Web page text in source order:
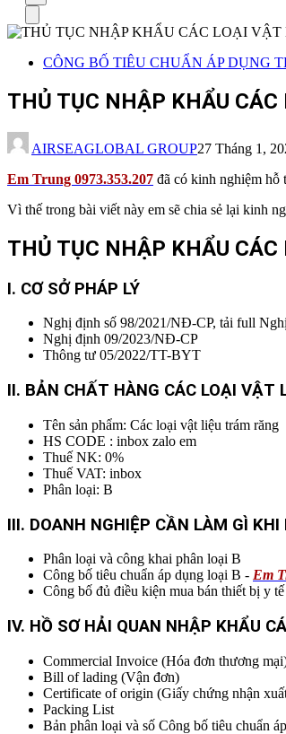
cho:
CÔNG BỐ TIÊU CHUẨN ÁP DỤNG
THỦ TỤC NHẬP KHẨU
AIRSEAGLOBAL GROUP27 Tháng 1,
Em Trung 0973.353.207 đã có kinh nghiệm hỗ
Vì thế trong bài viết này em sẽ chia sẻ lại kinh
THỦ TỤC NHẬP KHẨU
I. CƠ SỞ PHÁP LÝ
Nghị định số 98/2021/NĐ-CP, tải full
Nghị định 09/2023/NĐ-CP
Thông tư 05/2022/TT-BYT
II. BẢN CHẤT HÀNG CÁC LOẠI VẬT
Tên sản phẩm: Các loại vật liệu trám răng
HS CODE : inbox zalo em
Thuế NK: 0%
Thuế VAT: inbox
Phân loại: B
III. DOANH NGHIỆP CẦN LÀM GÌ
Phân loại và công khai phân loại B
Công bố tiêu chuẩn áp dụng loại B - Em
Công bố đủ điều kiện mua bán thiết bị y
IV. HỒ SƠ HẢI QUAN NHẬP KHẨU
Commercial Invoice (Hóa đơn thương
Bill of lading (Vận đơn)
Certificate of origin (Giấy chứng nhận
Packing List
Bản phân loại và số Công bố tiêu chuẩn